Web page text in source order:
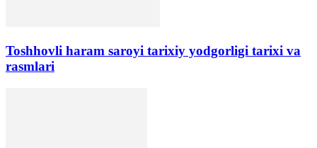
Toshhovli haram saroyi tarixiy yodgorligi tarixi va
rasmlari